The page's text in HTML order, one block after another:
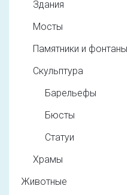
Здания
Мосты
Памятники и фонтаны
Скульптура
Барельефы
Бюсты
Статуи
Храмы
Животные